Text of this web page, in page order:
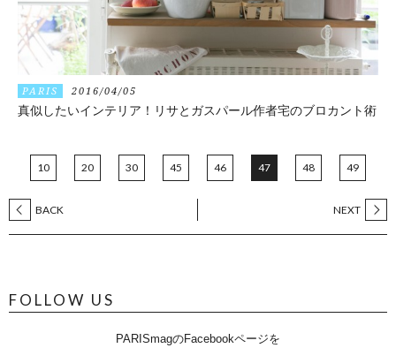
PARIS 2016/04/05
真似したいインテリア！リサとガスパール作者宅のブロカント術
BACK
10 20 30 45 46 47 48 49
NEXT
FOLLOW US
PARISmagのFacebookページを